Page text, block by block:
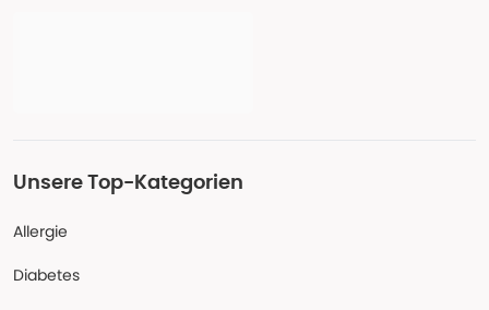
Unsere Top-Kategorien
Allergie
Diabetes